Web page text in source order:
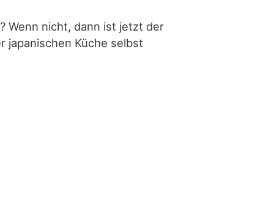
Wenn nicht, dann ist jetzt der
japanischen Küche selbst